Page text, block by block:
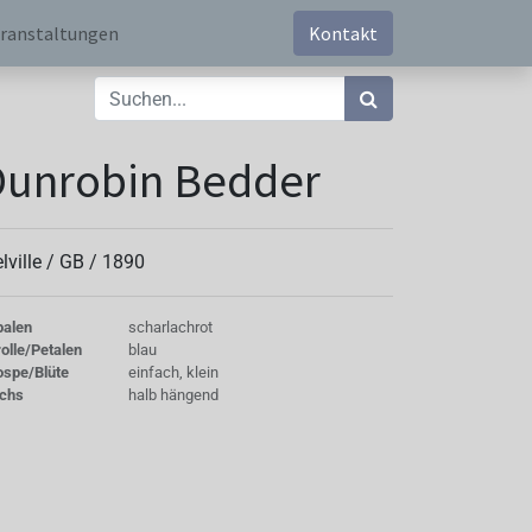
Kontakt
Bedder
/ GB / 1890
scharlachrot
Petalen
blau
Blüte
einfach, klein
halb hängend